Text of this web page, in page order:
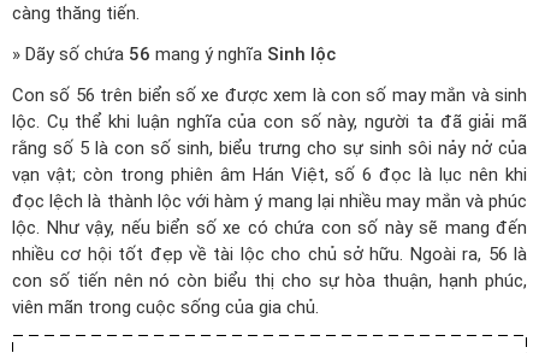
càng thăng tiến.
» Dãy số chứa 56 mang ý nghĩa Sinh lộc
Con số 56 trên biển số xe được xem là con số may mắn và sinh
lộc. Cụ thể khi luận nghĩa của con số này, người ta đã giải mã
rằng số 5 là con số sinh, biểu trưng cho sự sinh sôi nảy nở của
vạn vật; còn trong phiên âm Hán Việt, số 6 đọc là lục nên khi
đọc lệch là thành lộc với hàm ý mang lại nhiều may mắn và phúc
lộc. Như vậy, nếu biển số xe có chứa con số này sẽ mang đến
nhiều cơ hội tốt đẹp về tài lộc cho chủ sở hữu. Ngoài ra, 56 là
con số tiến nên nó còn biểu thị cho sự hòa thuận, hạnh phúc,
viên mãn trong cuộc sống của gia chủ.